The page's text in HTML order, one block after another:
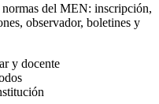
normas del MEN: inscripción,
observador, boletines y
y docente